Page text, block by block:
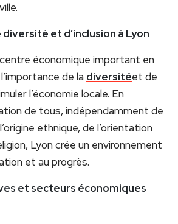
et d’inclusion à Lyon
économique important en
de la diversitéet de
l’économie locale. En
de tous, indépendamment de
ethnique, de l’orientation
Lyon crée un environnement
et au progrès.
et secteurs économiques